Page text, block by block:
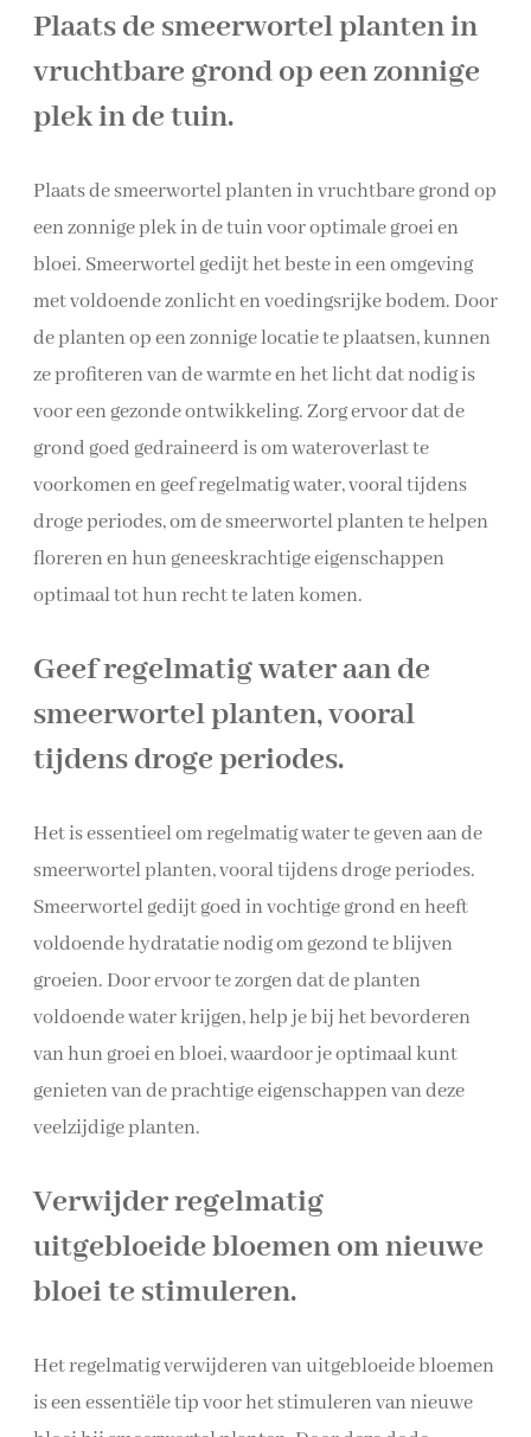
Plaats de smeerwortel planten in
vruchtbare grond op een zonnige
plek in de tuin.
Plaats de smeerwortel planten in vruchtbare grond op
een zonnige plek in de tuin voor optimale groei en
bloei. Smeerwortel gedijt het beste in een omgeving
met voldoende zonlicht en voedingsrijke bodem. Door
de planten op een zonnige locatie te plaatsen, kunnen
ze profiteren van de warmte en het licht dat nodig is
voor een gezonde ontwikkeling. Zorg ervoor dat de
grond goed gedraineerd is om wateroverlast te
voorkomen en geef regelmatig water, vooral tijdens
droge periodes, om de smeerwortel planten te helpen
floreren en hun geneeskrachtige eigenschappen
optimaal tot hun recht te laten komen.
Geef regelmatig water aan de
smeerwortel planten, vooral
tijdens droge periodes.
Het is essentieel om regelmatig water te geven aan de
smeerwortel planten, vooral tijdens droge periodes.
Smeerwortel gedijt goed in vochtige grond en heeft
voldoende hydratatie nodig om gezond te blijven
groeien. Door ervoor te zorgen dat de planten
voldoende water krijgen, help je bij het bevorderen
van hun groei en bloei, waardoor je optimaal kunt
genieten van de prachtige eigenschappen van deze
veelzijdige planten.
Verwijder regelmatig
uitgebloeide bloemen om nieuwe
bloei te stimuleren.
Het regelmatig verwijderen van uitgebloeide bloemen
is een essentiële tip voor het stimuleren van nieuwe